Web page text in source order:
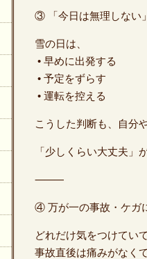
③ 「今日は無理しない
雪の日は、
• 早めに出発する
• 予定をずらす
• 運転を控える
こうした判断も、自分
「少しくらい大丈夫」
⸻
④ 万が一の事故・ケガ
どれだけ気をつけてい
事故直後は痛みがなく